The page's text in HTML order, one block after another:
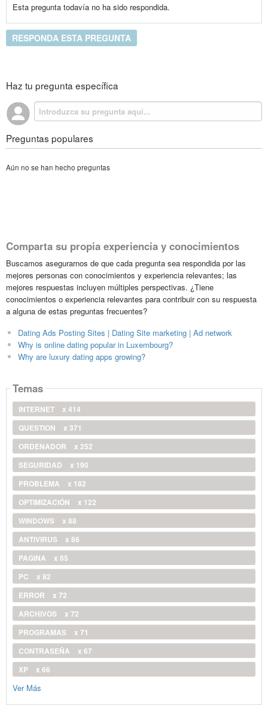
Esta pregunta todavía no ha sido respondida.
RESPONDA ESTA PREGUNTA
Haz tu pregunta específica
Preguntas populares
Aún no se han hecho preguntas
Comparta su propia experiencia y conocimientos
Buscamos asegurarnos de que cada pregunta sea respondida por las
mejores personas con conocimientos y experiencia relevantes; las
mejores respuestas incluyen múltiples perspectivas. ¿Tiene
conocimientos o experiencia relevantes para contribuir con su respuesta
a alguna de estas preguntas frecuentes?
Dating Ads Posting Sites | Dating Site marketing | Ad network
Why is online dating popular in Luxembourg?
Why are luxury dating apps growing?
Temas
INTERNET
x 414
QUESTION
x 371
ORDENADOR
x 252
SEGURIDAD
x 190
PROBLEMA
x 182
OPTIMIZACIÓN
x 122
WINDOWS
x 88
ANTIVIRUS
x 86
PAGINA
x 85
PC
x 82
ERROR
x 72
ARCHIVOS
x 72
PROGRAMAS
x 71
CONTRASEÑA
x 67
XP
x 66
Ver Más